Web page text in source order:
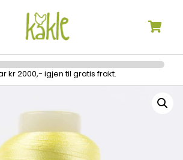
kr 2000,- igjen til gratis frakt.